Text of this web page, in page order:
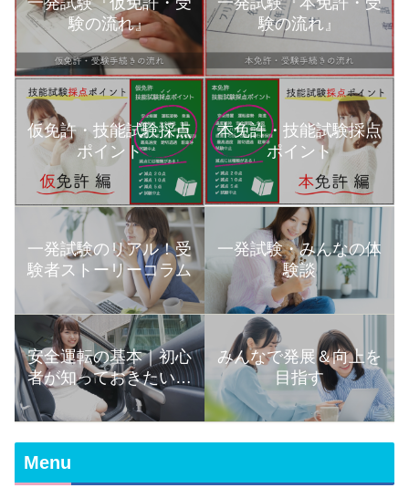
験の流れ』
験の流れ』
仮免許・技能試験採点
ポイント
本免許・技能試験採点
ポイント
一発試験のリアル！受
験者ストーリーコラム
一発試験・みんなの体
験談
安全運転の基本｜初心
者が知っておきたい運
転の知識まとめ
みんなで発展＆向上を
目指す
Menu